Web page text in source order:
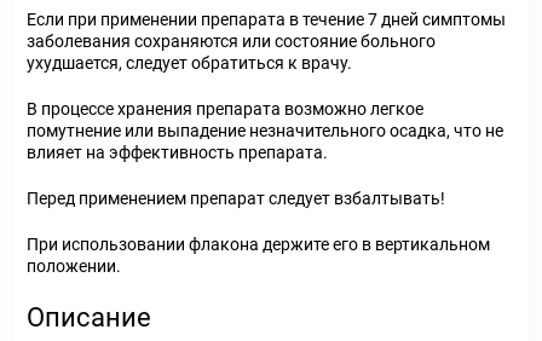
Если при применении препарата в течение 7 дней симптомы
заболевания сохраняются или состояние больного
ухудшается, следует обратиться к врачу.
В процессе хранения препарата возможно легкое
помутнение или выпадение незначительного осадка, что не
влияет на эффективность препарата.
Перед применением препарат следует взбалтывать!
При использовании флакона держите его в вертикальном
положении.
Описание